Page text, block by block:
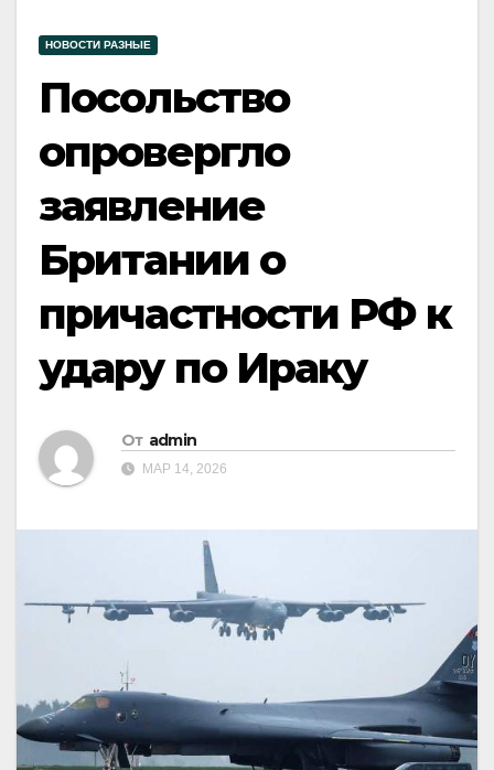
НОВОСТИ РАЗНЫЕ
Посольство
опровергло
заявление
Британии о
причастности РФ к
удару по Ираку
От admin
МАР 14, 2026